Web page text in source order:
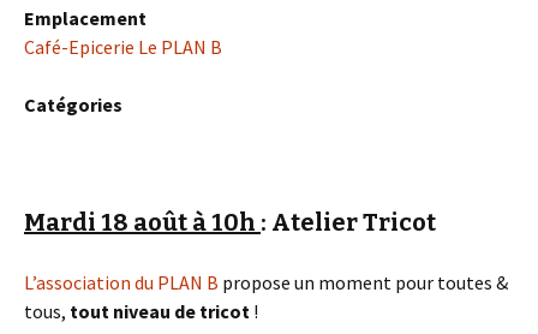
Emplacement
Café-Epicerie Le PLAN B
Catégories
Mardi 18 août à 10h : Atelier Tricot
L’association du PLAN B propose un moment pour toutes &
tous, tout niveau de tricot !